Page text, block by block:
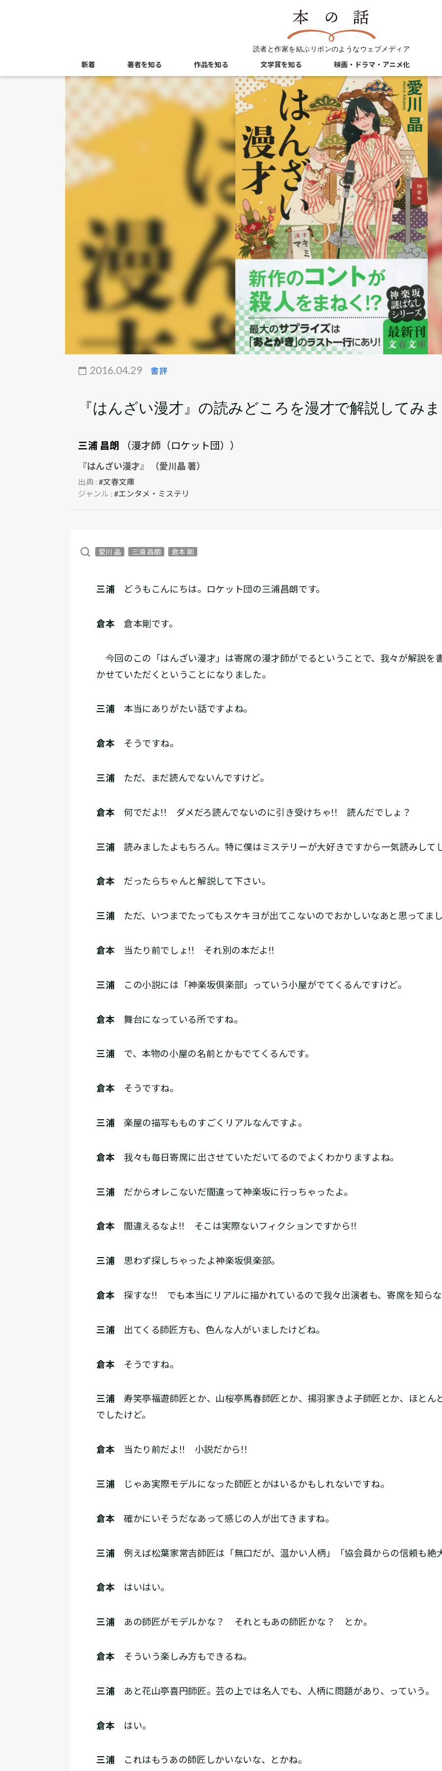
読者と作家を結ぶリボンのようなウェブメディア
新着 著者を知る 作品を知る 文学賞を知る 映画・ドラマ・アニメ化
2016.04.29 書評
『はんざい漫才』の読みどころを漫才で解説してみ
三浦 昌朗 （漫才師（ロケット団））
『はんざい漫才』 （愛川晶 著）
出典 : #文春文庫
ジャンル : #エンタメ・ミステリ
愛川 晶 三浦 昌朗 倉本 剛
三浦 どうもこんにちは。ロケット団の三浦昌朗です。
倉本 倉本剛です。
今回のこの「はんざい漫才」は寄席の漫才師がでるということで、我々が解説を
かせていただくということになりました。
三浦 本当にありがたい話ですよね。
倉本 そうですね。
三浦 ただ、まだ読んでないんですけど。
倉本 何でだよ!! ダメだろ読んでないのに引き受けちゃ!! 読んだでしょ？
三浦 読みましたよもちろん。特に僕はミステリーが大好きですから一気読みして
倉本 だったらちゃんと解説して下さい。
三浦 ただ、いつまでたってもスケキヨが出てこないのでおかしいなあと思ってま
倉本 当たり前でしょ!! それ別の本だよ!!
三浦 この小説には「神楽坂倶楽部」っていう小屋がでてくるんですけど。
倉本 舞台になっている所ですね。
三浦 で、本物の小屋の名前とかもでてくるんです。
倉本 そうですね。
三浦 楽屋の描写もものすごくリアルなんですよ。
倉本 我々も毎日寄席に出させていただいてるのでよくわかりますよね。
三浦 だからオレこないだ間違って神楽坂に行っちゃったよ。
倉本 間違えるなよ!! そこは実際ないフィクションですから!!
三浦 思わず探しちゃったよ神楽坂倶楽部。
倉本 探すな!! でも本当にリアルに描かれているので我々出演者も、寄席を知ら
三浦 出てくる師匠方も、色んな人がいましたけどね。
倉本 そうですね。
三浦 寿笑亭福遊師匠とか、山桜亭馬春師匠とか、揚羽家きよ子師匠とか、ほとん
でしたけど。
倉本 当たり前だよ!! 小説だから!!
三浦 じゃあ実際モデルになった師匠とかはいるかもしれないですね。
倉本 確かにいそうだなあって感じの人が出てきますね。
三浦 例えば松葉家常吉師匠は「無口だが、温かい人柄」「協会員からの信頼も絶
倉本 はいはい。
三浦 あの師匠がモデルかな？ それともあの師匠かな？ とか。
倉本 そういう楽しみ方もできるね。
三浦 あと花山亭喜円師匠。芸の上では名人でも、人柄に問題があり、っていう。
倉本 はい。
三浦 これはもうあの師匠しかいないな、とかね。